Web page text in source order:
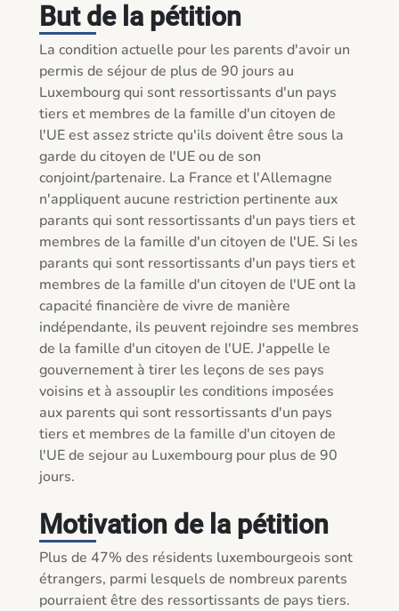
But de la pétition
La condition actuelle pour les parents d'avoir un
permis de séjour de plus de 90 jours au
Luxembourg qui sont ressortissants d'un pays
tiers et membres de la famille d'un citoyen de
l'UE est assez stricte qu'ils doivent être sous la
garde du citoyen de l'UE ou de son
conjoint/partenaire. La France et l'Allemagne
n'appliquent aucune restriction pertinente aux
parants qui sont ressortissants d'un pays tiers et
membres de la famille d'un citoyen de l'UE. Si les
parants qui sont ressortissants d'un pays tiers et
membres de la famille d'un citoyen de l'UE ont la
capacité financière de vivre de manière
indépendante, ils peuvent rejoindre ses membres
de la famille d'un citoyen de l'UE. J'appelle le
gouvernement à tirer les leçons de ses pays
voisins et à assouplir les conditions imposées
aux parents qui sont ressortissants d'un pays
tiers et membres de la famille d'un citoyen de
l'UE de sejour au Luxembourg pour plus de 90
jours.
Motivation de la pétition
Plus de 47% des résidents luxembourgeois sont
étrangers, parmi lesquels de nombreux parents
pourraient être des ressortissants de pays tiers.